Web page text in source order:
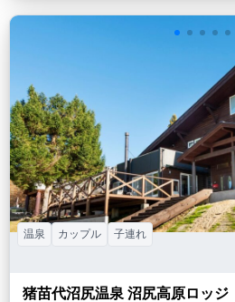
猪苗代沼尻温泉 沼尻高原ロッジ
温泉 カップル 子連れ